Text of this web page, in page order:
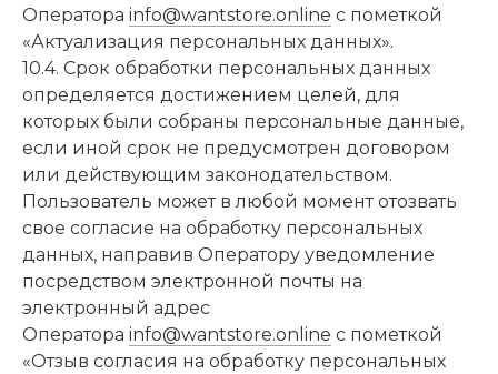
Оператора info@wantstore.online с пометкой
«Актуализация персональных данных».
10.4. Срок обработки персональных данных
определяется достижением целей, для
которых были собраны персональные данные,
если иной срок не предусмотрен договором
или действующим законодательством.
Пользователь может в любой момент отозвать
свое согласие на обработку персональных
данных, направив Оператору уведомление
посредством электронной почты на
электронный адрес
Оператора info@wantstore.online с пометкой
«Отзыв согласия на обработку персональных